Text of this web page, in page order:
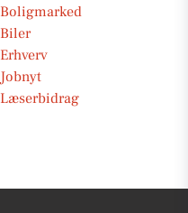
Boligmarked
Biler
Erhverv
Jobnyt
Læserbidrag